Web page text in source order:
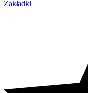
Zakładki